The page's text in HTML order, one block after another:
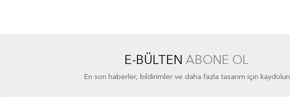
E-BÜLTEN ABONE OL
En son haberler, bildirimler ve daha fazla tasarım için kaydolun